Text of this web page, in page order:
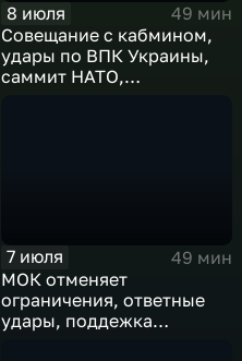
8 июля
49 мин
Совещание с кабмином,
удары по ВПК Украины,
саммит НАТО,
7 июля
49 мин
МОК отменяет
ограничения, ответные
удары, поддежка